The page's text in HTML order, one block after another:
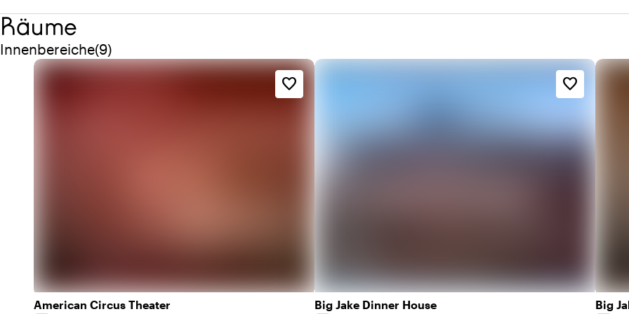
Räume
Innenbereiche
Menge innenbereiche: 9
(9)
American Circus Theater
favorite_border
Big Jake Dinner House
favorite_border
Big